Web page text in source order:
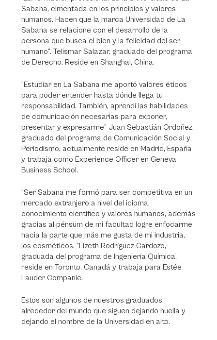
Sabana, cimentada en los principios y valores
humanos. Hacen que la marca Universidad de La
Sabana se relacione con el desarrollo de la
persona que busca el bien y la felicidad del ser
humano”. Telismar Salazar, graduado del programa
de Derecho, Reside en Shanghai, China.
“Estudiar en La Sabana me aportó valores éticos
para poder entender hasta dónde llega tu
responsabilidad. También, aprendí las habilidades
de comunicación necesarias para exponer,
presentar y expresarme” Juan Sebastián Ordoñez,
graduado del programa de Comunicación Social y
Periodismo, actualmente reside en Madrid, España
y trabaja como Experience Officer en Geneva
Business School.
“Ser Sabana me formó para ser competitiva en un
mercado extranjero a nivel del idioma,
conocimiento científico y valores humanos, además
gracias al pénsum de mi facultad logre enfocarme
hacia la parte que más me gusta de mi industria,
los cosméticos. “Lizeth Rodríguez Cardozo,
graduada del programa de Ingeniería Química,
reside en Toronto, Canadá y trabaja para Estée
Lauder Companie.
Estos son algunos de nuestros graduados
alrededor del mundo que siguen dejando huella y
dejando el nombre de la Universidad en alto.